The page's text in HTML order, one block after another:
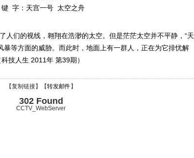
字： 天宫一号 太空之舟
人们的视线，翱翔在浩渺的太空。但是茫茫太空并不平静，“天
暴等方面的威胁。而此时，地面上有一群人，正在为它排忧解
技人生 2011年 第39期）
【复制链接】【转发邮件 】
302 Found
CCTV_WebServer